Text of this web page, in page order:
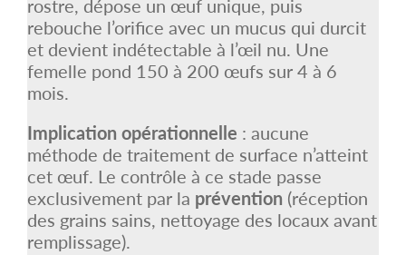
rebouche l’orifice avec un mucus qui durcit
et devient indétectable à l’œil nu. Une
femelle pond 150 à 200 œufs sur 4 à 6
mois.
Implication opérationnelle : aucune
méthode de traitement de surface n’atteint
cet œuf. Le contrôle à ce stade passe
exclusivement par la prévention (réception
des grains sains, nettoyage des locaux avant
remplissage).